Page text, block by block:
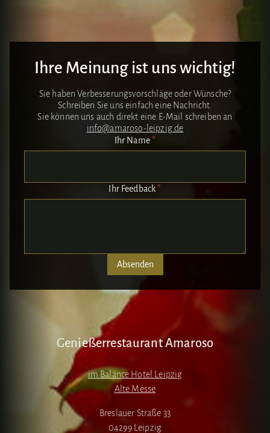
Ihre Meinung ist uns wichtig!
Sie haben Verbesserungsvorschläge oder Wünsche?
Schreiben Sie uns einfach eine Nachricht.
Sie können uns auch direkt eine E-Mail schreiben an
info@amaroso-leipzig.de
Ihr Name*
Ihr Feedback*
Absenden
Genießerrestaurant Amaroso
im Balance Hotel Leipzig
Alte Messe
Breslauer Straße 33
04299 Leipzig